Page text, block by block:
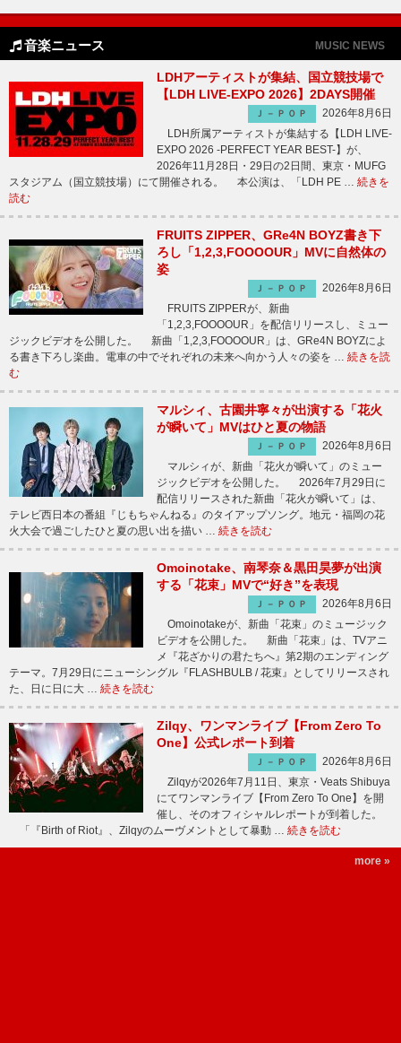
音楽ニュース MUSIC NEWS
LDHアーティストが集結、国立競技場で
【LDH LIVE-EXPO 2026】2DAYS開催
Ｊ－ＰＯＰ
2026年8月6日
LDH所属アーティストが集結する【LDH LIVE-
EXPO 2026 -PERFECT YEAR BEST-】が、
2026年11月28日・29日の2日間、東京・MUFG
スタジアム（国立競技場）にて開催される。 本公演は、「LDH PE … 続きを
読む
FRUITS ZIPPER、GRe4N BOYZ書き下
ろし「1,2,3,FOOOOUR」MVに自然体の
姿
Ｊ－ＰＯＰ
2026年8月6日
FRUITS ZIPPERが、新曲
「1,2,3,FOOOOUR」を配信リリースし、ミュー
ジックビデオを公開した。 新曲「1,2,3,FOOOOUR」は、GRe4N BOYZによ
る書き下ろし楽曲。電車の中でそれぞれの未来へ向かう人々の姿を … 続きを読
む
マルシィ、古園井寧々が出演する「花火
が瞬いて」MVはひと夏の物語
Ｊ－ＰＯＰ
2026年8月6日
マルシィが、新曲「花火が瞬いて」のミュー
ジックビデオを公開した。 2026年7月29日に
配信リリースされた新曲「花火が瞬いて」は、
テレビ西日本の番組『じもちゃんねる』のタイアップソング。地元・福岡の花
火大会で過ごしたひと夏の思い出を描い … 続きを読む
Omoinotake、南琴奈＆黒田昊夢が出演
する「花束」MVで“好き”を表現
Ｊ－ＰＯＰ
2026年8月6日
Omoinotakeが、新曲「花束」のミュージック
ビデオを公開した。 新曲「花束」は、TVアニ
メ『花ざかりの君たちへ』第2期のエンディング
テーマ。7月29日にニューシングル『FLASHBULB / 花束』としてリリースされ
た、日に日に大 … 続きを読む
Zilqy、ワンマンライブ【From Zero To
One】公式レポート到着
Ｊ－ＰＯＰ
2026年8月6日
Zilqyが2026年7月11日、東京・Veats Shibuya
にてワンマンライブ【From Zero To One】を開
催し、そのオフィシャルレポートが到着した。
「『Birth of Riot』、Zilqyのムーヴメントとして暴動 … 続きを読む
more »